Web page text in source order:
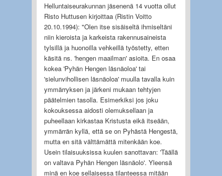
Helluntaiseurakunnan jäsenenä 14 vuotta ollut
Risto Huttusen kirjoittaa (Ristin Voitto
20.10.1994): "Olen itse sisäiseltä ihmiseltäni
niin kieroista ja karkeista rakennusaineista
tylsillä ja huonoilla vehkeillä työstetty, etten
käsitä ns. 'hengen maailman' asioita. En osaa
kokea 'Pyhän Hengen läsnäoloa' tai
'sielunvihollisen läsnäoloa' muulla tavalla kuin
ymmärryksen ja järkeni mukaan tehtyjen
päätelmien tasolla. Esimerkiksi jos joku
kokouksessa aidosti olemuksellaan ja
puheellaan kirkastaa Kristusta eikä itseään,
ymmärrän kyllä, että se on Pyhästä Hengestä,
mutta en sitä välttämättä mitenkään koe.
Usein tilaisuuksissa kuulen sanottavan: 'Täällä
on valtava Pyhän Hengen läsnäolo'. Yleensä
minä en koe sellaisessa tilanteessa mitään